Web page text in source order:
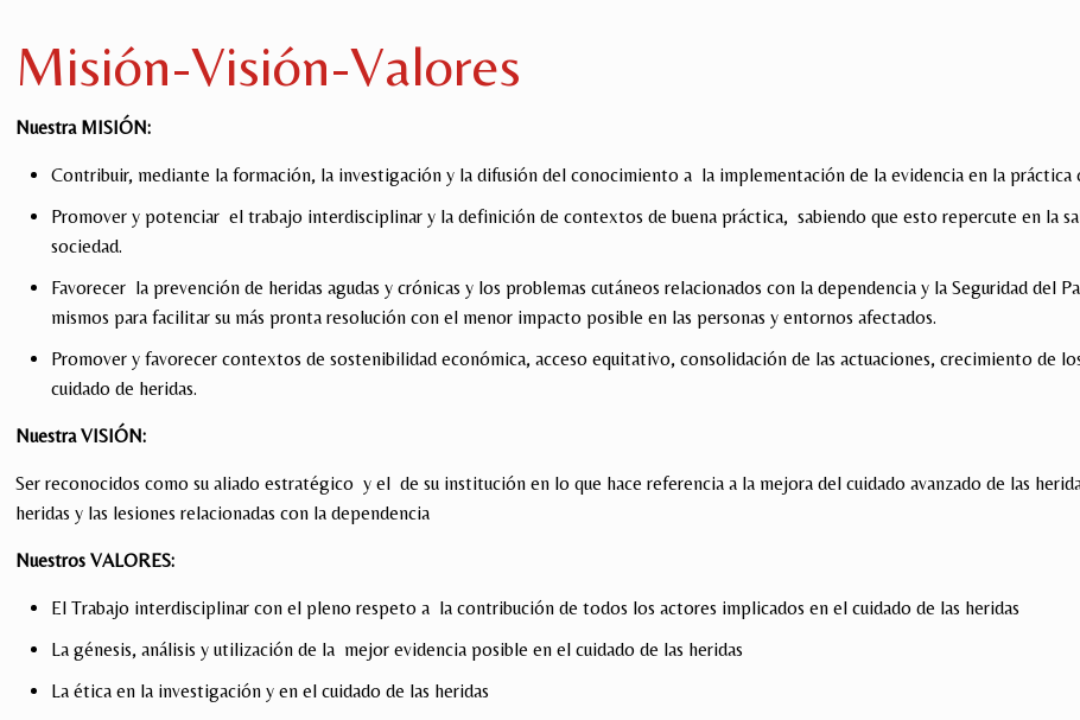
Misión-Visión-Valores
Nuestra MISIÓN:
Contribuir, mediante la formación, la investigación y la difusión del conocimiento a la implementación de la evidencia en la práctica
Promover y potenciar el trabajo interdisciplinar y la definición de contextos de buena práctica, sabiendo que esto repercute en la
sociedad.
Favorecer la prevención de heridas agudas y crónicas y los problemas cutáneos relacionados con la dependencia y la Seguridad
mismos para facilitar su más pronta resolución con el menor impacto posible en las personas y entornos afectados.
Promover y favorecer contextos de sostenibilidad económica, acceso equitativo, consolidación de las actuaciones, crecimiento de
cuidado de heridas.
Nuestra VISIÓN:
Ser reconocidos como su aliado estratégico y el de su institución en lo que hace referencia a la mejora del cuidado avanzado de las
heridas y las lesiones relacionadas con la dependencia
Nuestros VALORES:
El Trabajo interdisciplinar con el pleno respeto a la contribución de todos los actores implicados en el cuidado de las heridas
La génesis, análisis y utilización de la mejor evidencia posible en el cuidado de las heridas
La ética en la investigación y en el cuidado de las heridas